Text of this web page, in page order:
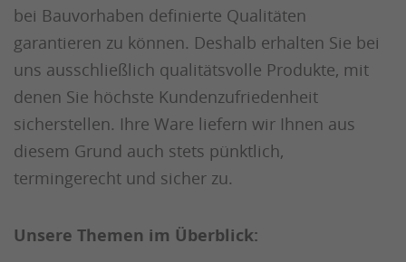
bei Bauvorhaben definierte Qualitäten
garantieren zu können. Deshalb erhalten Sie bei
uns ausschließlich qualitätsvolle Produkte, mit
denen Sie höchste Kundenzufriedenheit
sicherstellen. Ihre Ware liefern wir Ihnen aus
diesem Grund auch stets pünktlich,
termingerecht und sicher zu.
Unsere Themen im Überblick: